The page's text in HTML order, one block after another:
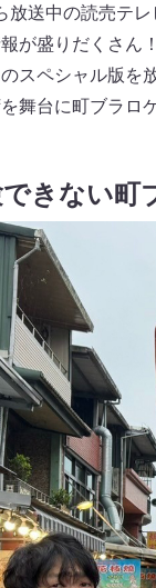
放送中の読売テ
が盛りだくさ
スペシャル版
舞台に町ブラロ
きない町